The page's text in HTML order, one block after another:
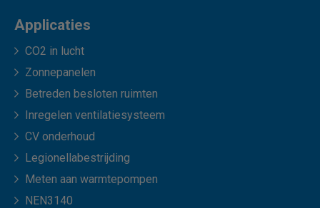
Applicaties
CO2 in lucht
Zonnepanelen
Betreden besloten ruimten
Inregelen ventilatiesysteem
CV onderhoud
Legionellabestrijding
Meten aan warmtepompen
NEN3140